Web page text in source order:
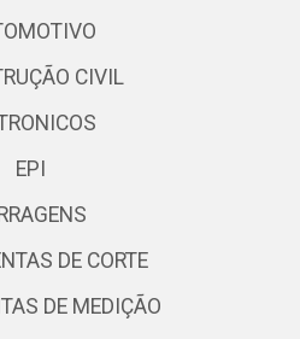
CIVIL
EPI
DE CORTE
DE MEDIÇÃO